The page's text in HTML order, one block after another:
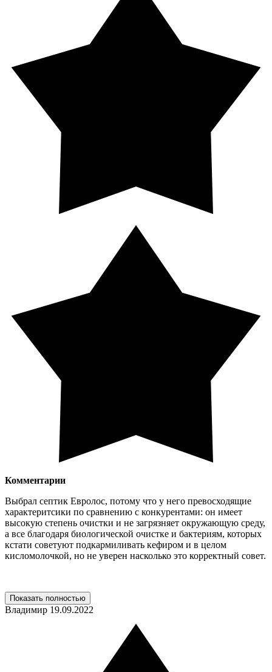
Комментарии
Выбрал септик Евролос, потому что у него превосходящие
характеритсики по сравнению с конкурентами: он имеет
высокую степень очистки и не загрязняет окружающую среду,
а все благодаря биологической очистке и бактериям, которых
кстати советуют подкармиливать кефиром и в целом
кисломолочкой, но не уверен насколько это корректный совет.
Показать полностью
Владимир 19.09.2022